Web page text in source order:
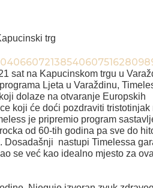
trg
sat na Kapucinskom trgu u
Ljeta u Varaždinu,
dolaze na otvaranje Europskih
koji će doći pozdraviti tristotinjak
je pripremio program
od 60-tih godina pa sve do
Dosadašnji nastupi Timelessa
se već kao idealno mjesto za